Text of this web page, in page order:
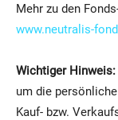
Mehr zu den
www.neutralis-
Wichtiger Hinweis:
um die
Kauf- bzw.